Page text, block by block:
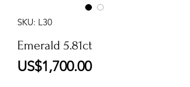
SKU: L30
Emerald 5.81ct
US$1,700.00ราคา